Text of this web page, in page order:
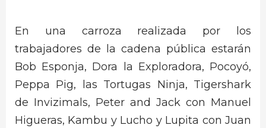
En una carroza realizada por los
trabajadores de la cadena pública estarán
Bob Esponja, Dora la Exploradora, Pocoyó,
Peppa Pig, las Tortugas Ninja, Tigershark
de Invizimals, Peter and Jack con Manuel
Higueras, Kambu y Lucho y Lupita con Juan